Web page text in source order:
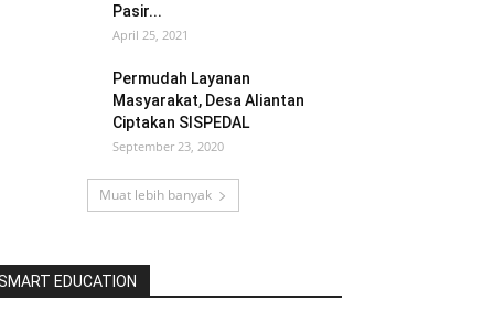
Pasir...
April 25, 2021
Permudah Layanan
Masyarakat, Desa Aliantan
Ciptakan SISPEDAL
September 23, 2020
Muat lebih banyak
EDUCATION